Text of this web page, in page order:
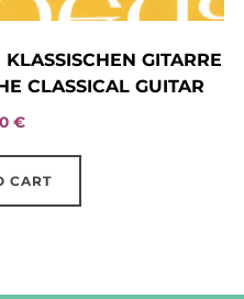
GITARRE –
CLASSICAL GUITAR
€
CART